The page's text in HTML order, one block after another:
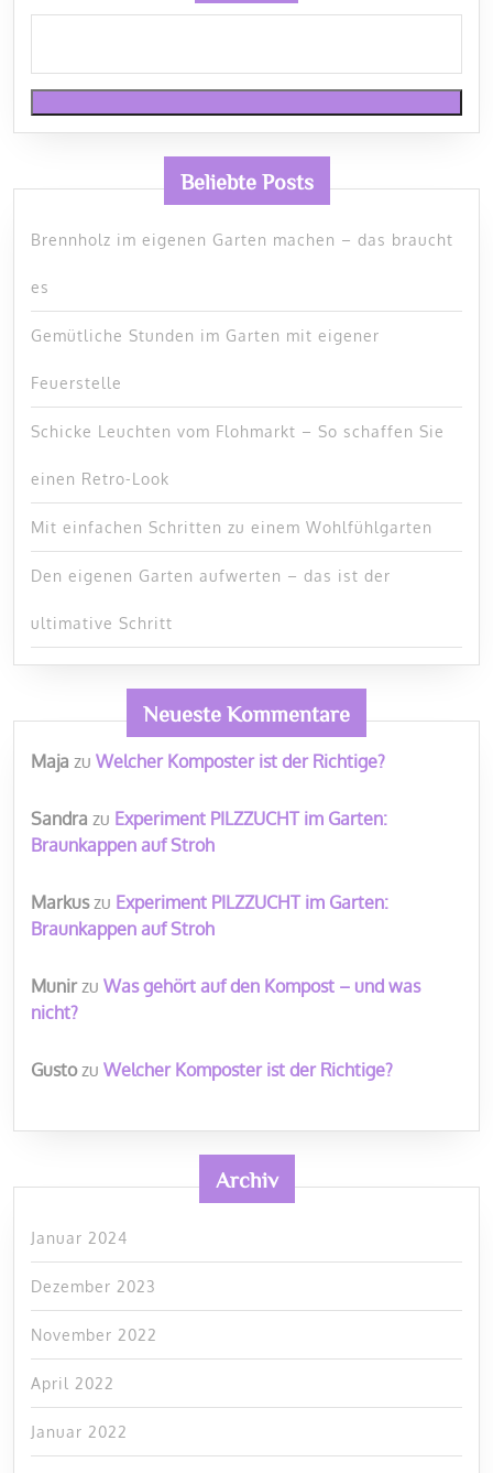
Beliebte Posts
Brennholz im eigenen Garten machen – das braucht
es
Gemütliche Stunden im Garten mit eigener
Feuerstelle
Schicke Leuchten vom Flohmarkt – So schaffen Sie
einen Retro-Look
Mit einfachen Schritten zu einem Wohlfühlgarten
Den eigenen Garten aufwerten – das ist der
ultimative Schritt
Neueste Kommentare
Maja zu Welcher Komposter ist der Richtige?
Sandra zu Experiment PILZZUCHT im Garten:
Braunkappen auf Stroh
Markuszu Experiment PILZZUCHT im Garten:
Braunkappen auf Stroh
Munirzu Was gehört auf den Kompost – und was
nicht?
Gustozu Welcher Komposter ist der Richtige?
Archiv
Januar 2024
Dezember 2023
November 2022
April 2022
Januar 2022